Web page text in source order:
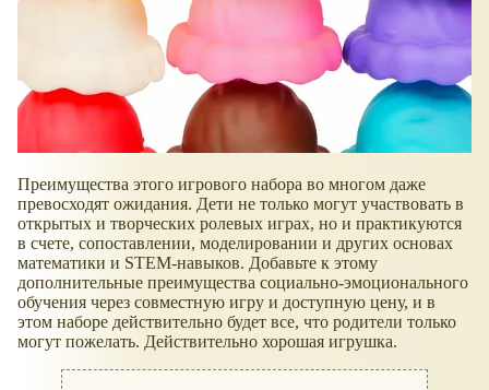
Преимущества этого игрового набора во многом даже
превосходят ожидания. Дети не только могут участвовать в
открытых и творческих ролевых играх, но и практикуются
в счете, сопоставлении, моделировании и других основах
математики и STEM-навыков. Добавьте к этому
дополнительные преимущества социально-эмоционального
обучения через совместную игру и доступную цену, и в
этом наборе действительно будет все, что родители только
могут пожелать. Действительно хорошая игрушка.